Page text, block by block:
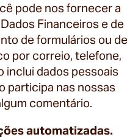
pode nos fornecer a
Financeiros e de
de formulários ou de
por correio, telefone,
inclui dados pessoais
participa nas nossas
comentário.
automatizadas.